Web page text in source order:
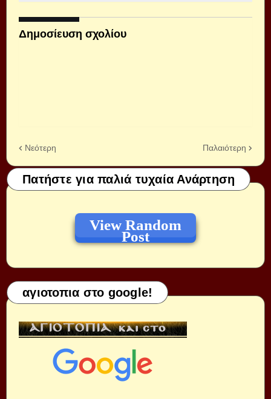
Δημοσίευση σχολίου
Νεότερη Παλαιότερη
Πατήστε για παλιά τυχαία Ανάρτηση
View Random
Post
αγιοτοπια στο google!